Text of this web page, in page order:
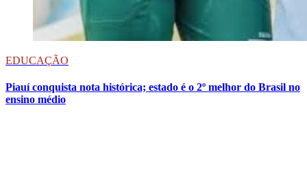
EDUCAÇÃO
Piauí conquista nota histórica; estado é o 2º melhor do Brasil no
ensino médio